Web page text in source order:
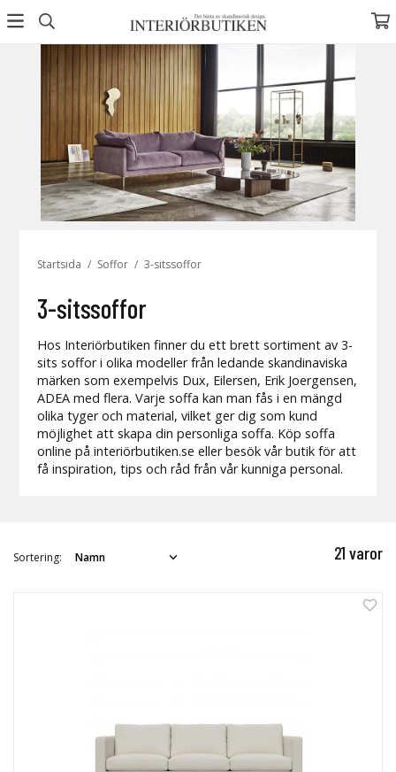
Startsida / Soffor / 3-sitssoffor
3-sitssoffor
Hos Interiörbutiken finner du ett brett sortiment av 3-
sits soffor i olika modeller från ledande skandinaviska
märken som exempelvis Dux, Eilersen, Erik Joergensen,
ADEA med flera. Varje soffa kan man fås i en mängd
olika tyger och material, vilket ger dig som kund
möjlighet att skapa din personliga soffa. Köp soffa
online på interiörbutiken.se eller besök vår butik för att
få inspiration, tips och råd från vår kunniga personal.
21 varor
Sortering: